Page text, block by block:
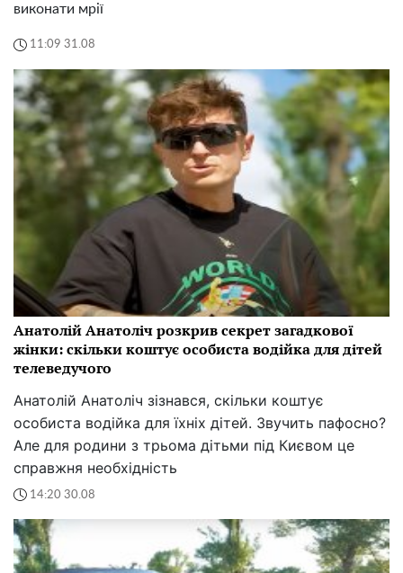
виконати мрії
11:09 31.08
Анатолій Анатоліч розкрив секрет загадкової
жінки: скільки коштує особиста водійка для дітей
телеведучого
Анатолій Анатоліч зізнався, скільки коштує
особиста водійка для їхніх дітей. Звучить пафосно?
Але для родини з трьома дітьми під Києвом це
справжня необхідність
14:20 30.08